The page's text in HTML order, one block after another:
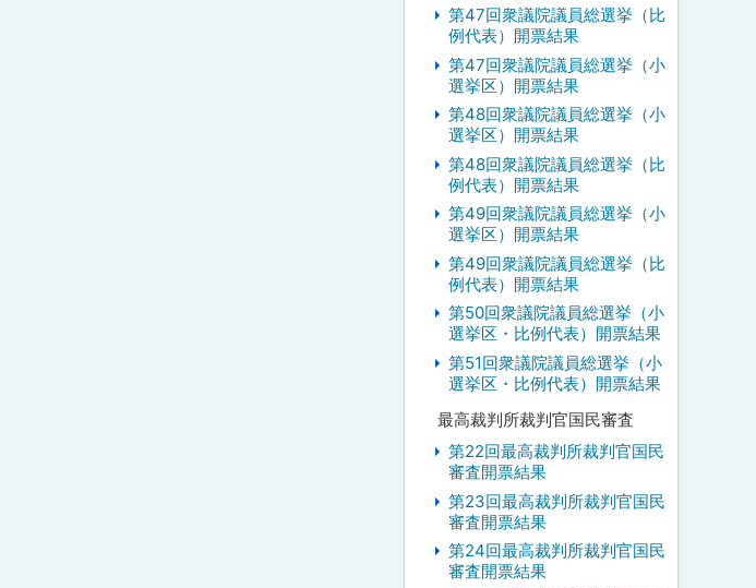
第47回衆議院議員総選挙（比
例代表）開票結果
第47回衆議院議員総選挙（小
選挙区）開票結果
第48回衆議院議員総選挙（小
選挙区）開票結果
第48回衆議院議員総選挙（比
例代表）開票結果
第49回衆議院議員総選挙（小
選挙区）開票結果
第49回衆議院議員総選挙（比
例代表）開票結果
第50回衆議院議員総選挙（小
選挙区・比例代表）開票結果
第51回衆議院議員総選挙（小
選挙区・比例代表）開票結果
最高裁判所裁判官国民審査
第22回最高裁判所裁判官国民
審査開票結果
第23回最高裁判所裁判官国民
審査開票結果
第24回最高裁判所裁判官国民
審査開票結果